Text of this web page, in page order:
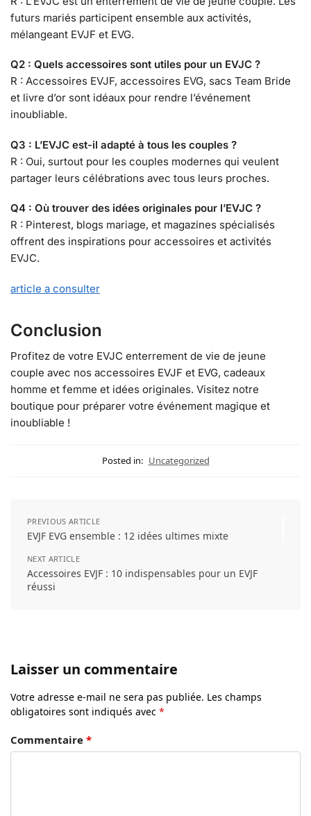
futurs mariés participent ensemble aux activités,
mélangeant EVJF et EVG.
Q2 : Quels accessoires sont utiles pour un EVJC ?
R : Accessoires EVJF, accessoires EVG, sacs Team Bride
et livre d’or sont idéaux pour rendre l’événement
inoubliable.
Q3 : L’EVJC est-il adapté à tous les couples ?
R : Oui, surtout pour les couples modernes qui veulent
partager leurs célébrations avec tous leurs proches.
Q4 : Où trouver des idées originales pour l’EVJC ?
R : Pinterest, blogs mariage, et magazines spécialisés
offrent des inspirations pour accessoires et activités
EVJC.
article a consulter
Conclusion
Profitez de votre EVJC enterrement de vie de jeune
couple avec nos accessoires EVJF et EVG, cadeaux
homme et femme et idées originales. Visitez notre
boutique pour préparer votre événement magique et
inoubliable !
Posted in: Uncategorized
PREVIOUS ARTICLE
EVJF EVG ensemble : 12 idées ultimes mixte
NEXT ARTICLE
Accessoires EVJF : 10 indispensables pour un EVJF
réussi
Laisser un commentaire
Votre adresse e-mail ne sera pas publiée. Les champs
obligatoires sont indiqués avec *
Commentaire *